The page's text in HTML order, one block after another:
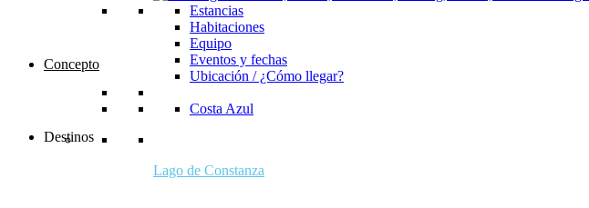
Concepto
Destinos
Estancias
Habitaciones
Equipo
Eventos y fechas
Ubicación / ¿Cómo llegar?
Costa Azul
Lago de Constanza